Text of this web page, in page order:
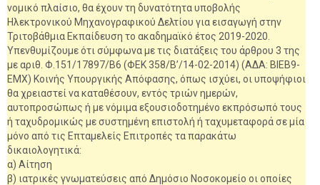
νομικό πλαίσιο, θα έχουν τη δυνατότητα υποβολής
Ηλεκτρονικού Μηχανογραφικού Δελτίου για εισαγωγή στην
Τριτοβάθμια Εκπαίδευση το ακαδημαϊκό έτος 2019-2020.
Υπενθυμίζουμε ότι σύμφωνα με τις διατάξεις του άρθρου 3 της
με αριθ. Φ.151/17897/Β6 (ΦΕΚ 358/Β’/14-02-2014) (ΑΔΑ: ΒΙΕΒ9-
ΕΜΧ) Κοινής Υπουργικής Απόφασης, όπως ισχύει, οι υποψήφιοι
θα χρειαστεί να καταθέσουν, εντός τριών ημερών,
αυτοπροσώπως ή με νόμιμα εξουσιοδοτημένο εκπρόσωπό τους
ή ταχυδρομικώς με συστημένη επιστολή ή ταχυμεταφορά σε μία
μόνο από τις Επταμελείς Επιτροπές τα παρακάτω
δικαιολογητικά:
α) Αίτηση
β) ιατρικές γνωματεύσεις από Δημόσιο Νοσοκομείο οι οποίες